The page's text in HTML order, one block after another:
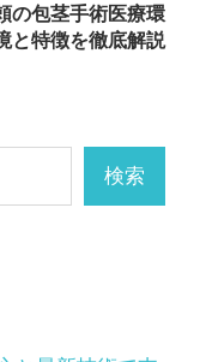
の包茎手術医療環
と特徴を徹底解説
検索